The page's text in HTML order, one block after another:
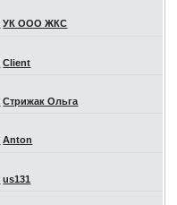
УК ООО ЖКС
Client
Стрижак Ольга
Anton
us131